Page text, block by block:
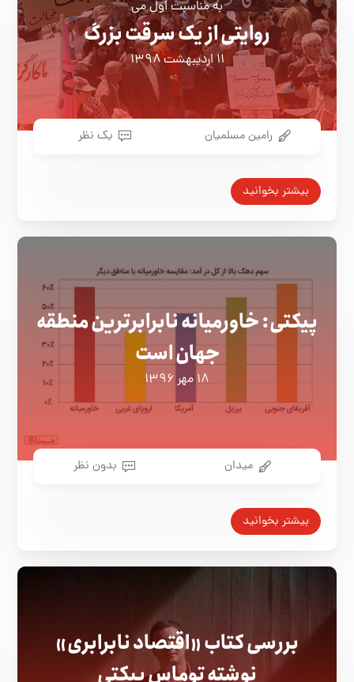
به مناسبت اول می
روایتی از یک سرقت بزرگ
۱۱ اردیبهشت ۱۳۹۸
رامین مسلمیان یک نظر
بیشتر بخوانید
پیکتی: خاورمیانه نابرابرترین منطقه
جهان است
۱۸ مهر ۱۳۹۶
میدان بدون نظر
بیشتر بخوانید
بررسی کتاب «اقتصاد نابرابری»
نوشته توماس پیکتی